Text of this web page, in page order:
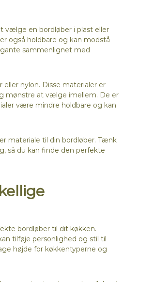
vælge en bordløber i plast eller
også holdbare og kan modstå
sammenlignet med
nylon. Disse materialer er
mønstre at vælge imellem. De er
være mindre holdbare og kan
materiale til din bordløber. Tænk
så du kan finde den perfekte
bordløber til dit køkken.
tilføje personlighed og stil til
højde for køkkentyperne og